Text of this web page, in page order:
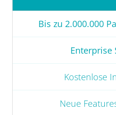
Bis zu 2.000.000
Enterprise
Kostenlose
Neue